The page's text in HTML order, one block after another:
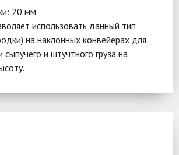
20 мм
использовать данный тип
на наклонных конвейерах для
сыпучего и штучтного груза на